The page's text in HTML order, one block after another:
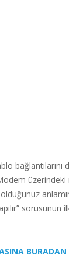
bağlantılarını
üzerindeki
sorusunun